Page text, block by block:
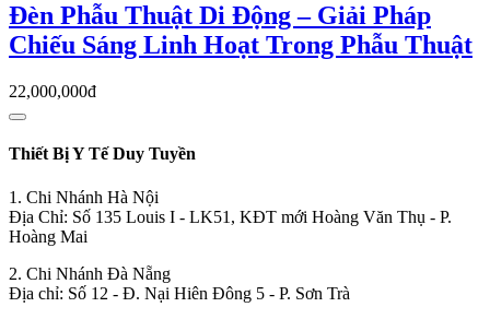
Đèn Phẫu Thuật Di Động – Giải Pháp
Chiếu Sáng Linh Hoạt Trong Phẫu Thuật
22,000,000đ
Thiết Bị Y Tế Duy Tuyền
1. Chi Nhánh Hà Nội
Địa Chỉ: Số 135 Louis I - LK51, KĐT mới Hoàng Văn Thụ - P.
Hoàng Mai
2. Chi Nhánh Đà Nẵng
Địa chỉ: Số 12 - Đ. Nại Hiên Đông 5 - P. Sơn Trà